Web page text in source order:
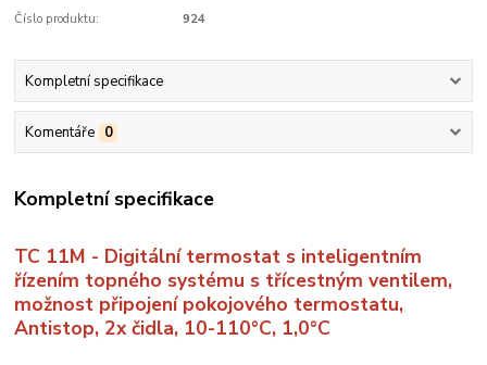
Číslo produktu: 924
Kompletní specifikace
Komentáře 0
Kompletní specifikace
TC 11M - Digitální termostat s inteligentním
řízením topného systému s třícestným ventilem,
možnost připojení pokojového termostatu,
Antistop, 2x čidla, 10-110°C, 1,0°C